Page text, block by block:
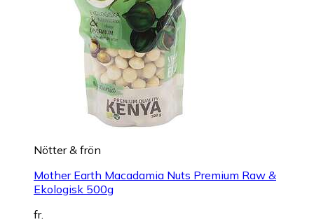
Nötter & frön
Mother Earth Macadamia Nuts Premium Raw &
Ekologisk 500g
fr.